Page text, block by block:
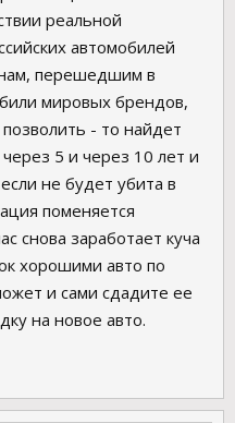
реальной
автомобилей
перешедшим в
мировых брендов,
- то найдет
5 и через 10 лет и
не будет убита в
поменяется
снова заработает куча
хорошими авто по
и сами сдадите ее
на новое авто.